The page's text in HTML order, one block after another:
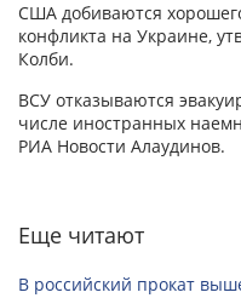
США добиваются
конфликта на Украине,
Колби.
ВСУ отказываются
числе иностранных
РИА Новости Алаудинов.
Еще читают
В российский прокат